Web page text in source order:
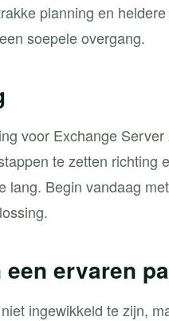
planning en
soepele overgang.
voor Exchange
te zetten richting
lang. Begin vandaag
ervaren
ingewikkeld te zijn,